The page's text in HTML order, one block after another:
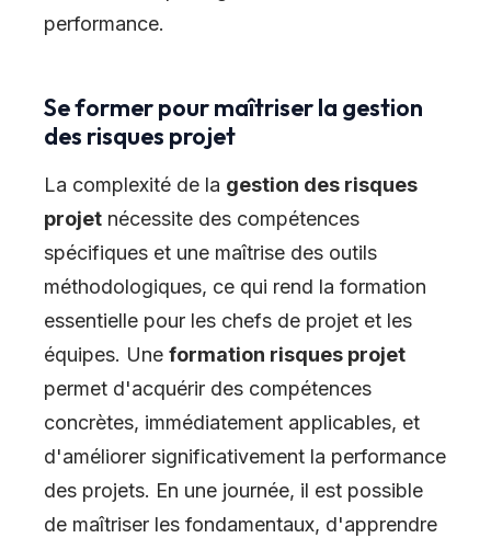
performance.
Se former pour maîtriser la gestion
des risques projet
La complexité de la gestion des risques
projet nécessite des compétences
spécifiques et une maîtrise des outils
méthodologiques, ce qui rend la formation
essentielle pour les chefs de projet et les
équipes. Une formation risques projet
permet d'acquérir des compétences
concrètes, immédiatement applicables, et
d'améliorer significativement la performance
des projets. En une journée, il est possible
de maîtriser les fondamentaux, d'apprendre